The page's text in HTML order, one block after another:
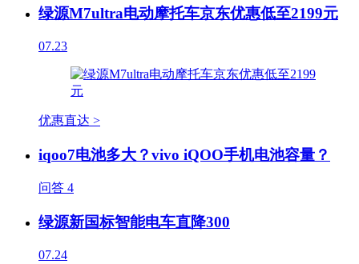
绿源M7ultra电动摩托车京东优惠低至2199元
07.23
优惠直达 >
iqoo7电池多大？vivo iQOO手机电池容量？
问答 4
绿源新国标智能电车直降300
07.24